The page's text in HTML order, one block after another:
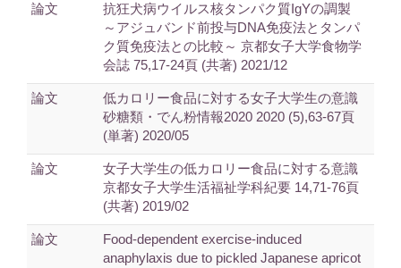
論文
抗狂犬病ウイルス核タンパク質IgYの調製
～アジュバンド前投与DNA免疫法とタンパ
ク質免疫法との比較～ 京都女子大学食物学
会誌 75,17-24頁 (共著) 2021/12
論文
低カロリー食品に対する女子大学生の意識
砂糖類・でん粉情報2020 2020 (5),63-67頁
(単著) 2020/05
論文
女子大学生の低カロリー食品に対する意識
京都女子大学生活福祉学科紀要 14,71-76頁
(共著) 2019/02
論文
Food-dependent exercise-induced
anaphylaxis due to pickled Japanese apricot